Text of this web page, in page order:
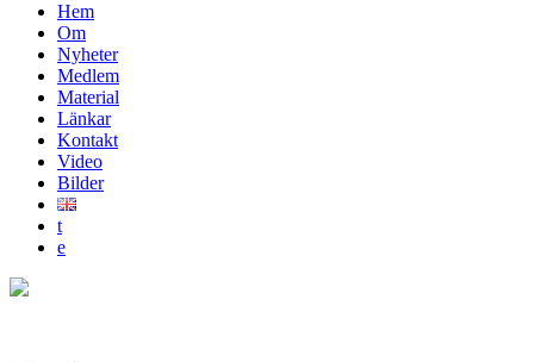
Hem
Om
Nyheter
Medlem
Material
Länkar
Kontakt
Video
Bilder
t
e